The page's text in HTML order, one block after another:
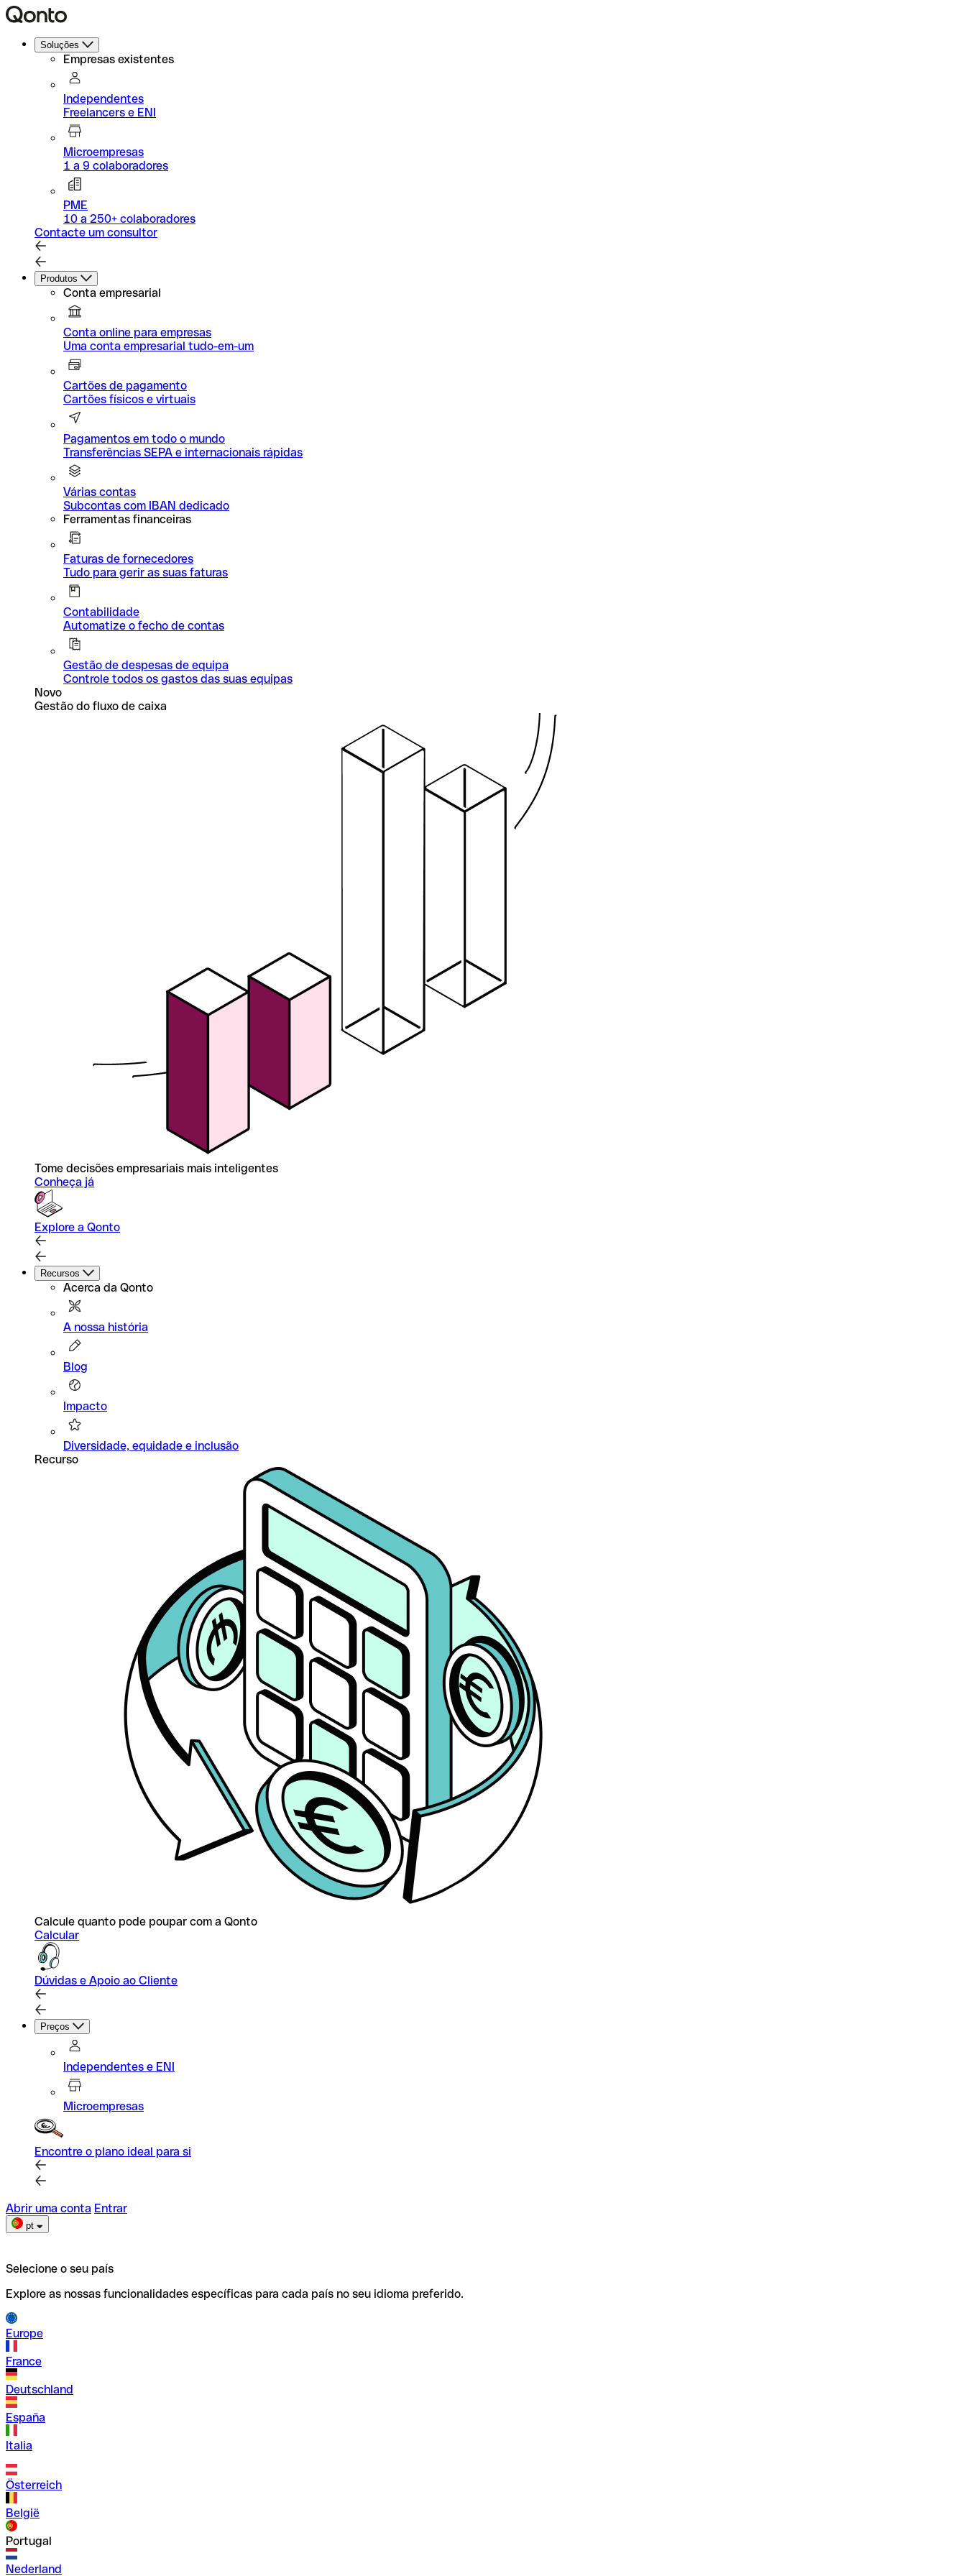
Soluções
Empresas existentes
Independentes
Freelancers e ENI
Microempresas
1 a 9 colaboradores
PME
10 a 250+ colaboradores
Contacte um consultor
Produtos
Conta empresarial
Conta online para empresas
Uma conta empresarial tudo-em-um
Cartões de pagamento
Cartões físicos e virtuais
Pagamentos em todo o mundo
Transferências SEPA e internacionais rápidas
Várias contas
Subcontas com IBAN dedicado
Ferramentas financeiras
Faturas de fornecedores
Tudo para gerir as suas faturas
Contabilidade
Automatize o fecho de contas
Gestão de despesas de equipa
Controle todos os gastos das suas equipas
Novo
Gestão do fluxo de caixa
Tome decisões empresariais mais inteligentes
Conheça já
Explore a Qonto
Recursos
Acerca da Qonto
A nossa história
Blog
Impacto
Diversidade, equidade e inclusão
Recurso
Calcule quanto pode poupar com a Qonto
Calcular
Dúvidas e Apoio ao Cliente
Preços
Independentes e ENI
Microempresas
Encontre o plano ideal para si
Abrir uma conta Entrar
pt
Selecione o seu país
Explore as nossas funcionalidades específicas para cada país no seu idioma preferido.
Europe
France
Deutschland
España
Italia
Österreich
België
Portugal
Nederland